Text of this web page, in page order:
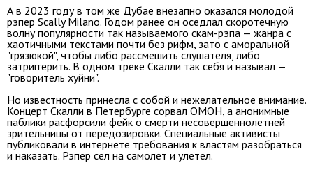
А в 2023 году в том же Дубае внезапно оказался молодой
рэпер Scally Milano. Годом ранее он оседлал скоротечную
волну популярности так называемого скам-рэпа — жанра с
хаотичными текстами почти без рифм, зато с аморальной
"грязюкой", чтобы либо рассмешить слушателя, либо
затриггерить. В одном треке Скалли так себя и называл —
"говоритель хуйни".
Но известность принесла с собой и нежелательное внимание.
Концерт Скалли в Петербурге сорвал ОМОН, а анонимные
паблики расфорсили фейк о смерти несовершеннолетней
зрительницы от передозировки. Специальные активисты
публиковали в интернете требования к властям разобраться
и наказать. Рэпер сел на самолет и улетел.